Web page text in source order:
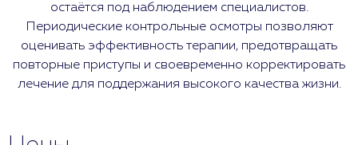
остаётся под наблюдением специалистов.
Периодические контрольные осмотры позволяют
оценивать эффективность терапии, предотвращать
повторные приступы и своевременно корректировать
лечение для поддержания высокого качества жизни.